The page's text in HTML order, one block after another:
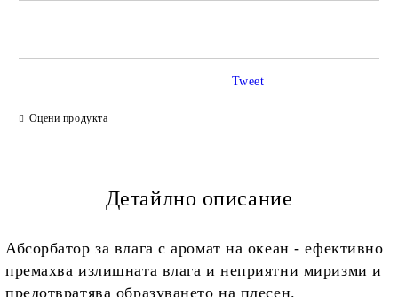
Оцени продукта
Tweet
Детайлно описание
Абсорбатор за влага с аромат на океан - ефективно
премахва излишната влага и неприятни миризми и
предотвратява образуването на плесен.